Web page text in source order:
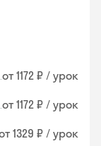
от 1172 ₽ / урок
от 1172 ₽ / урок
1329 ₽ / урок